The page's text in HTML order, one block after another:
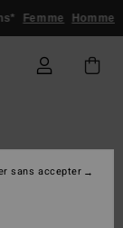
Femme Homme
sans accepter